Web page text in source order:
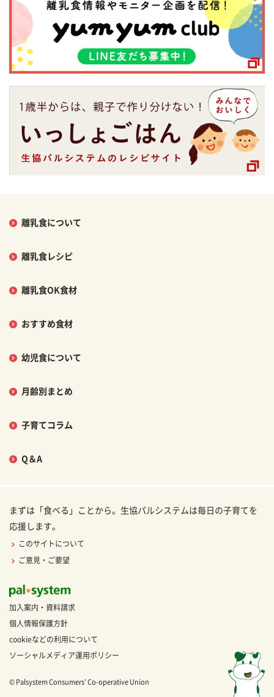
離乳食について
離乳食レシピ
離乳食OK食材
おすすめ食材
幼児食について
月齢別まとめ
子育てコラム
Q＆A
まずは「食べる」ことから。生協パルシステムは毎日の子育てを
応援します。
このサイトについて
ご意見・ご要望
加入案内・資料請求
個人情報保護方針
cookieなどの利用について
ソーシャルメディア運用ポリシー
© Palsystem Consumers' Co-operative Union